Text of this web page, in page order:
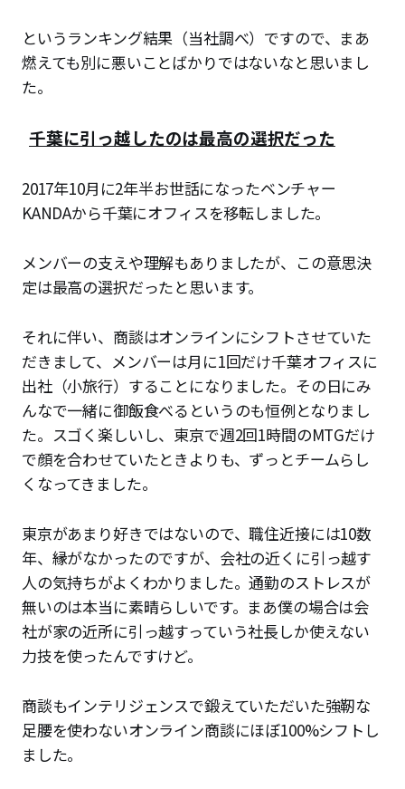
というランキング結果（当社調べ）ですので、まあ
燃えても別に悪いことばかりではないなと思いまし
た。
千葉に引っ越したのは最高の選択だった
2017年10月に2年半お世話になったベンチャー
KANDAから千葉にオフィスを移転しました。
メンバーの支えや理解もありましたが、この意思決
定は最高の選択だったと思います。
それに伴い、商談はオンラインにシフトさせていた
だきまして、メンバーは月に1回だけ千葉オフィスに
出社（小旅行）することになりました。その日にみ
んなで一緒に御飯食べるというのも恒例となりまし
た。スゴく楽しいし、東京で週2回1時間のMTGだけ
で顔を合わせていたときよりも、ずっとチームらし
くなってきました。
東京があまり好きではないので、職住近接には10数
年、縁がなかったのですが、会社の近くに引っ越す
人の気持ちがよくわかりました。通勤のストレスが
無いのは本当に素晴らしいです。まあ僕の場合は会
社が家の近所に引っ越すっていう社長しか使えない
力技を使ったんですけど。
商談もインテリジェンスで鍛えていただいた強靭な
足腰を使わないオンライン商談にほぼ100%シフトし
ました。